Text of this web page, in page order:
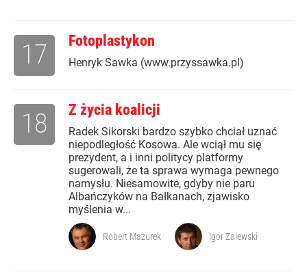
Fotoplastykon
Henryk Sawka (www.przyssawka.pl)
17
Z życia koalicji
Radek Sikorski bardzo szybko chciał uznać
niepodległość Kosowa. Ale wciął mu się
prezydent, a i inni politycy platformy
sugerowali, że ta sprawa wymaga pewnego
namysłu. Niesamowite, gdyby nie paru
Albańczyków na Bałkanach, zjawisko
myślenia w...
18
Robert Mazurek Igor Zalewski